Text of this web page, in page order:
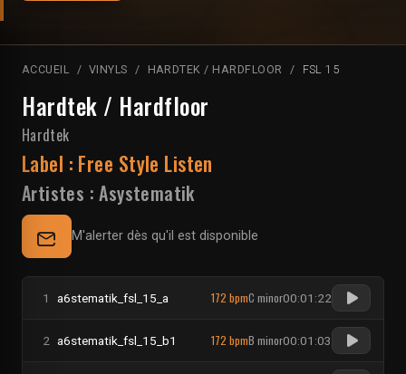
ACCUEIL VINYLS HARDTEK / HARDFLOOR FSL 15
Hardtek / Hardfloor
Hardtek
Label : Free Style Listen
Artistes :Asystematik
M'alerter dès qu'il est disponible
1 a6stematik_fsl_15_a 172 bpmC minor00:01:22
2 a6stematik_fsl_15_b1 172 bpmB minor00:01:03